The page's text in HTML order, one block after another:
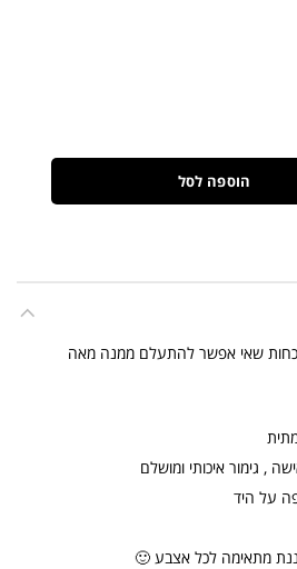
הוספה לסל
שאי אפשר להתעלם ממנה מאה
, גימור איכותי ומושלם
על היד
מתאימה לכל אצבע 🙂